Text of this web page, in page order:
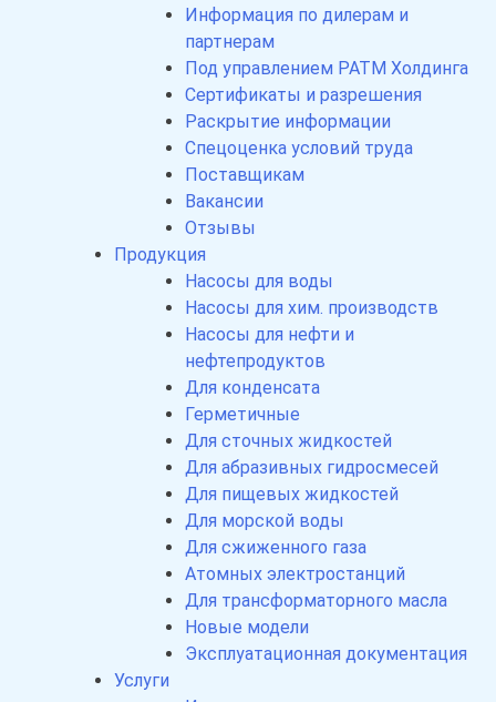
Информация по дилерам и
партнерам
Под управлением РАТМ Холдинга
Сертификаты и разрешения
Раскрытие информации
Спецоценка условий труда
Поставщикам
Вакансии
Отзывы
Продукция
Насосы для воды
Насосы для хим. производств
Насосы для нефти и
нефтепродуктов
Для конденсата
Герметичные
Для сточных жидкостей
Для абразивных гидросмесей
Для пищевых жидкостей
Для морской воды
Для сжиженного газа
Атомных электростанций
Для трансформаторного масла
Новые модели
Эксплуатационная документация
Услуги